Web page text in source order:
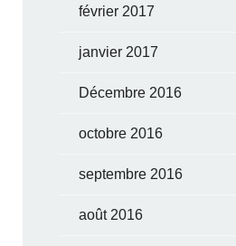
février 2017
janvier 2017
Décembre 2016
octobre 2016
septembre 2016
août 2016